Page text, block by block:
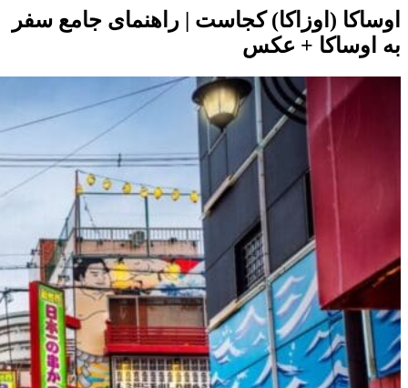
اوساکا (اوزاکا) کجاست | راهنمای جامع سفر
به اوساکا + عکس